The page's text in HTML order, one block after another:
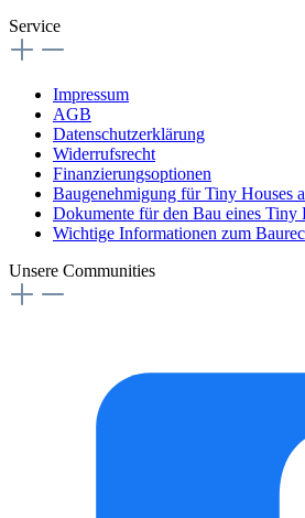
Service
Impressum
AGB
Datenschutzerklärung
Widerrufsrecht
Finanzierungsoptionen
Baugenehmigung für Tiny Houses
Dokumente für den Bau eines Tiny
Wichtige Informationen zum
Unsere Communities